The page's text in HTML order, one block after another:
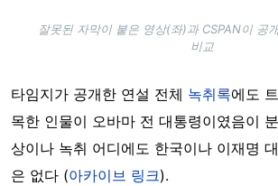
잘못된 자막이 붙은 영상(좌)과 CSPAN이 공
비교
타임지가 공개한 연설 전체 녹취록에도
목한 인물이 오바마 전 대통령이였음이
상이나 녹취 어디에도 한국이나 이재명
은 없다 (아카이브 링크).